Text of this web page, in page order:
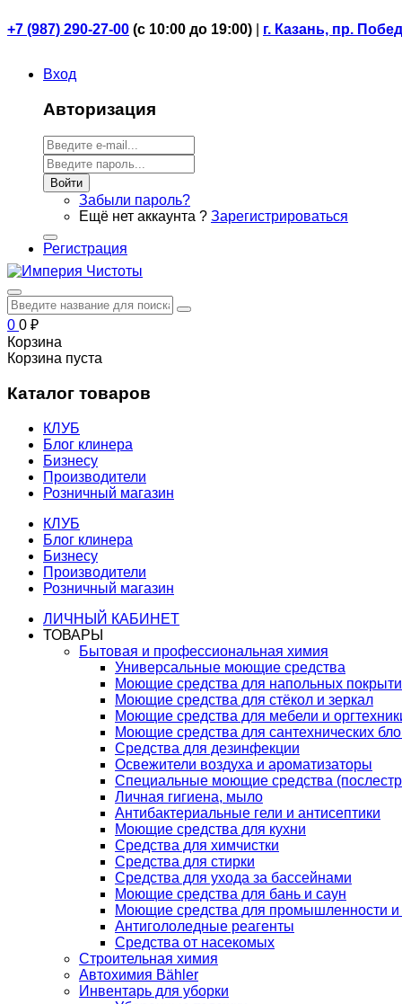
+7 (987) 290-27-00 (с 10:00 до 19:00) г. Казань, пр.
Вход
Авторизация
Войти
Забыли пароль?
Ещё нет аккаунта ? Зарегистрироваться
Регистрация
0 0 ₽
Корзина
Корзина пуста
Каталог товаров
КЛУБ
Блог клинера
Бизнесу
Производители
Розничный магазин
КЛУБ
Блог клинера
Бизнесу
Производители
Розничный магазин
ЛИЧНЫЙ КАБИНЕТ
ТОВАРЫ
Бытовая и профессиональная химия
Универсальные моющие средства
Моющие средства для напольных
Моющие средства для стёкол и зеркал
Моющие средства для мебели и
Моющие средства для сантехнических
Средства для дезинфекции
Освежители воздуха и ароматизаторы
Специальные моющие средства
Личная гигиена, мыло
Антибактериальные гели и антисептики
Моющие средства для кухни
Средства для химчистки
Средства для стирки
Средства для ухода за бассейнами
Моющие средства для бань и саун
Моющие средства для промышленности и
Антигололедные реагенты
Средства от насекомых
Строительная химия
Автохимия Bähler
Инвентарь для уборки